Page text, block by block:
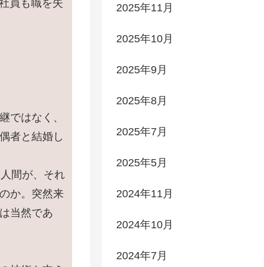
員も職を失
ではなく、
者と結婚し
間が、それ
か。突然来
当然であ
2025年11月
2025年10月
2025年9月
2025年8月
2025年7月
2025年5月
2024年11月
2024年10月
2024年7月